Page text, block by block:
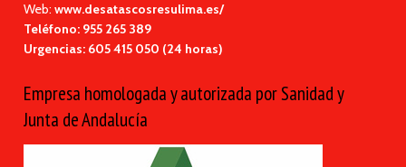
Web: www.desatascosresulima.es/
Teléfono: 955 265 389
Urgencias: 605 415 050 (24 horas)
Empresa homologada y autorizada por Sanidad y
Junta de Andalucía